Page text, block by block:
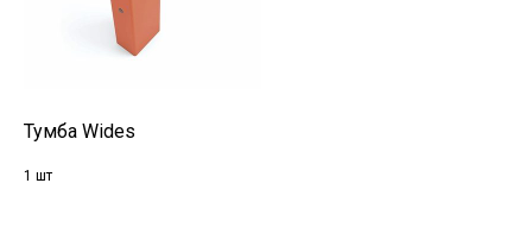
Тумба Wides
1 шт